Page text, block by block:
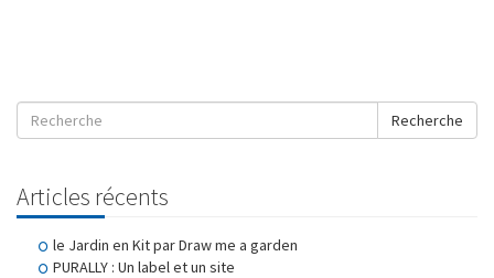
Recherche
Articles récents
le Jardin en Kit par Draw me a garden
PURALLY : Un label et un site